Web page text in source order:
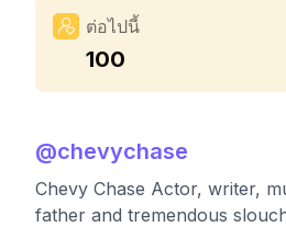
ต่อไปนี้
100
@chevychase
Chevy Chase Actor, writer,
father and tremendous